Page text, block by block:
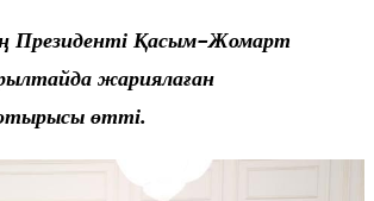
Президенті Қасым-Жомарт
жариялаған
отырысы өтті.